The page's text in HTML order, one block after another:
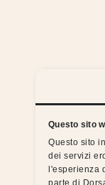
Questo sito
Questo sito
dei servizi
l'esperienza